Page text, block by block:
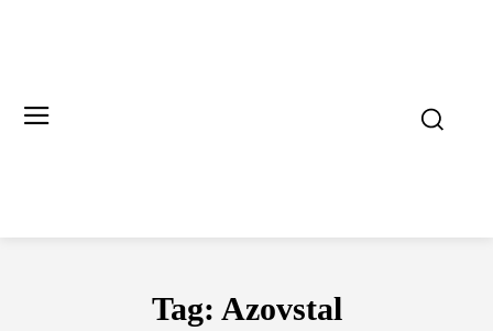
Tag: Azovstal